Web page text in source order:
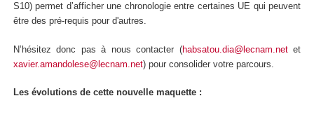
S10) permet d’afficher une chronologie entre certaines UE qui peuvent
être des pré-requis pour d'autres.
N’hésitez donc pas à nous contacter (habsatou.dia@lecnam.netet
xavier.amandolese@lecnam.net) pour consolider votre parcours.
Les évolutions de cette nouvelle maquette :